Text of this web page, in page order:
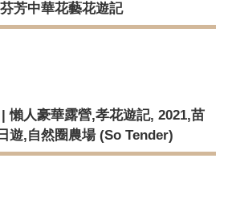
芳中華花藝花遊記
懶人豪華露營,孝花遊記, 2021,苗
遊,自然圈農場 (So Tender)